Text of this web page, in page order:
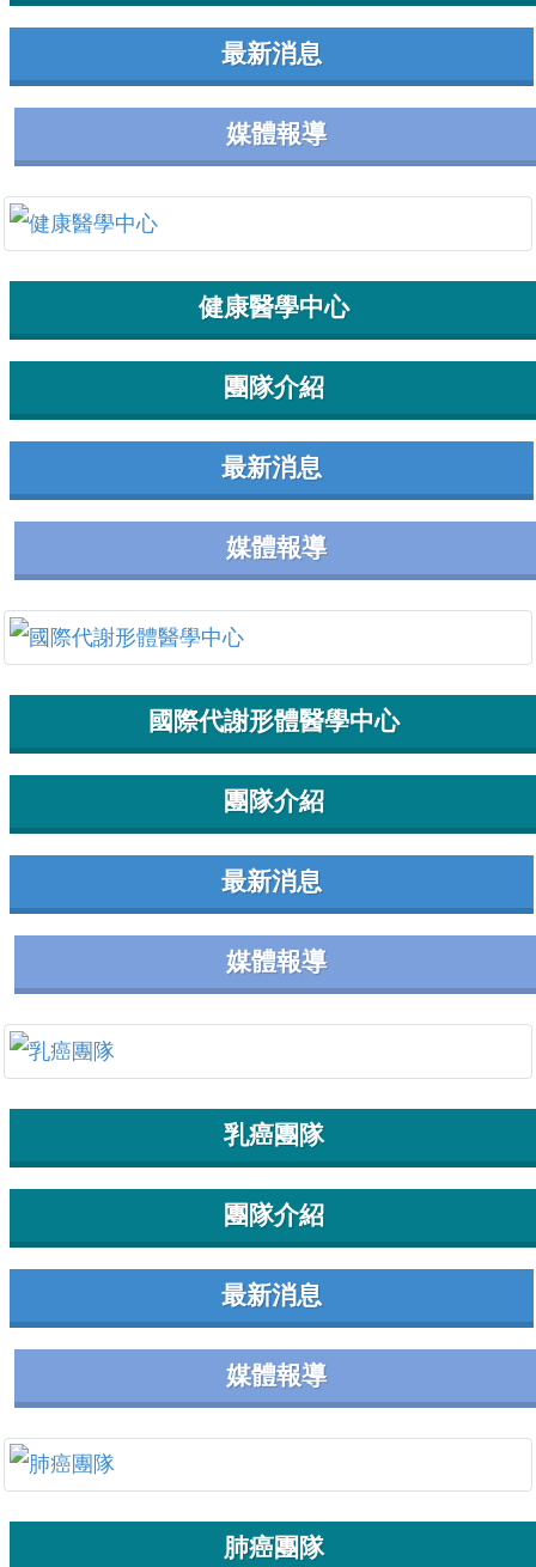
最新消息
媒體報導
健康醫學中心
團隊介紹
最新消息
媒體報導
國際代謝形體醫學中心
團隊介紹
最新消息
媒體報導
乳癌團隊
團隊介紹
最新消息
媒體報導
肺癌團隊